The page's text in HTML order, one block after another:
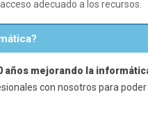
adecuado a los recursos.
años mejorando la
con nosotros para poder